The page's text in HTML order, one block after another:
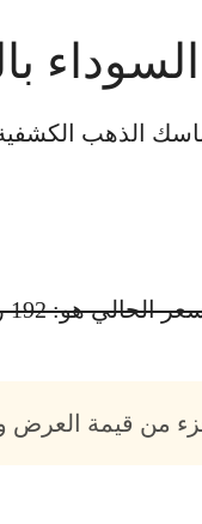
الذهب
الحالي هو: 192 ريال.
من قيمة العرض